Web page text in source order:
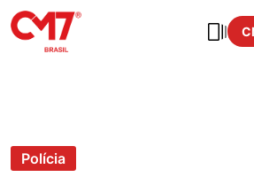
Polícia